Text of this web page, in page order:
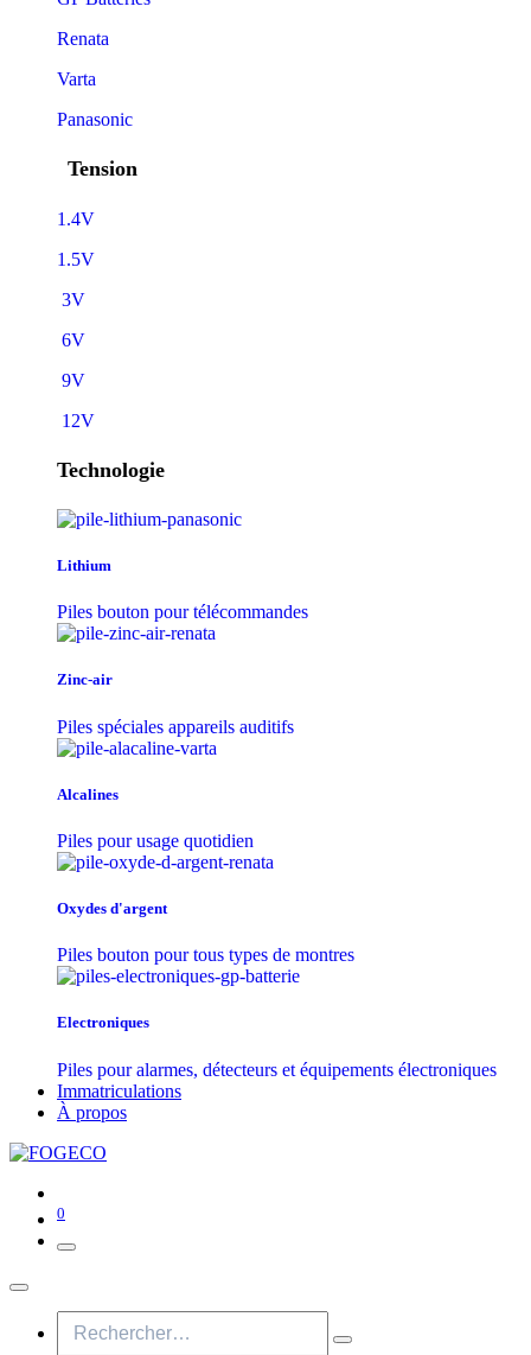
Renata
Varta
Panasonic
Tension
1.4V
1.5V
3V
6V
9V
12V
Technologie
Lithium
Piles bouton pour télécommandes
Zinc-air
Piles spéciales appareils auditifs
Alcalines
Piles pour usage quotidien
Oxydes d'argent
Piles bouton pour tous types de montres
Electroniques
Piles pour alarmes, détecteurs et équipements électroniques
Immatriculations
À propos
0